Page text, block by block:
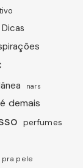
Dicas
nars
demais
perfumes
pele